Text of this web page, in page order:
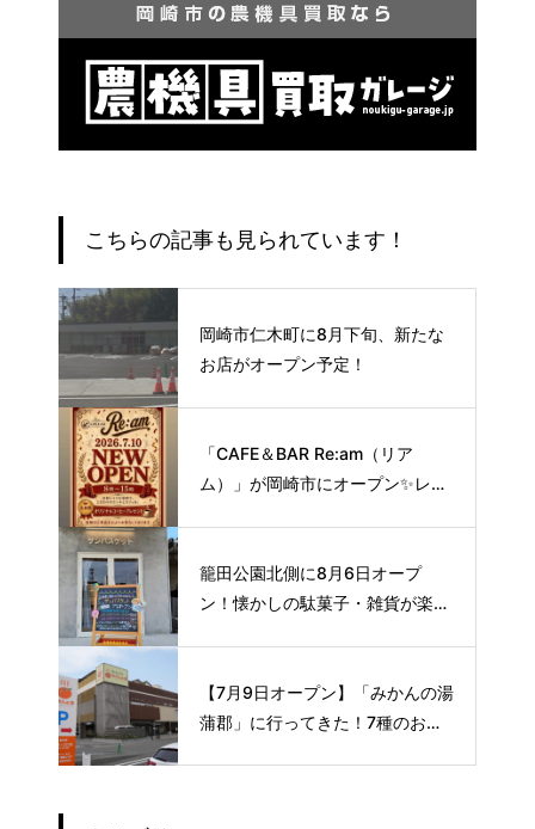
こちらの記事も見られています！
岡崎市仁木町に8月下旬、新たな
お店がオープン予定！
「CAFE＆BAR Re:am（リア
ム）」が岡崎市にオープン✨レト
籠田公園北側に8月6日オープ
ン！懐かしの駄菓子・雑貨が楽し
【7月9日オープン】「みかんの湯
蒲郡」に行ってきた！7種のお風